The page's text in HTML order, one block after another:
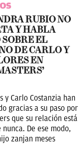
RUBIO NO
Y HABLA
EL
DE CARLO Y
EN
y Carlo Costanzia han
gracias a su paso por
que su relación está
De ese modo,
zanjan meses